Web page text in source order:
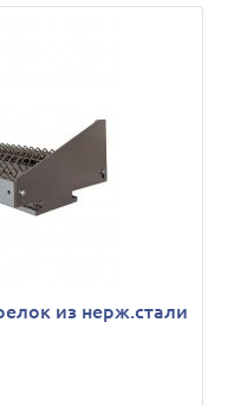
из нерж.стали